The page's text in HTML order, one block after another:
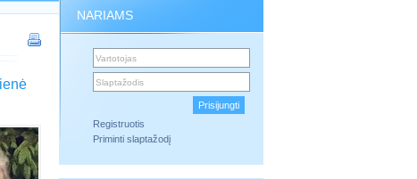
NARIAMS
Registruotis
Priminti slaptažodį